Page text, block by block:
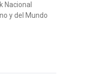
Nacional
y del Mundo